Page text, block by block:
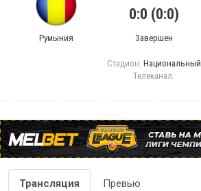
Румыния
0:0 (0:0)
Завершен
Стадион: Национальный
Телеканал:
Трансляция Превью